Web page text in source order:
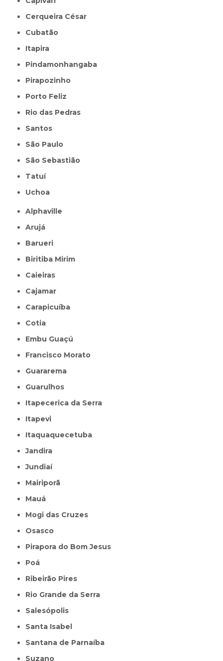
Cerqueira César
Cubatão
Itapira
Pindamonhangaba
Pirapozinho
Porto Feliz
Rio das Pedras
Santos
São Paulo
São Sebastião
Tatuí
Uchoa
Alphaville
Arujá
Barueri
Biritiba Mirim
Caieiras
Cajamar
Carapicuíba
Cotia
Embu Guaçú
Francisco Morato
Guararema
Guarulhos
Itapecerica da Serra
Itapevi
Itaquaquecetuba
Jandira
Jundiaí
Mairiporã
Mauá
Mogi das Cruzes
Osasco
Pirapora do Bom Jesus
Poá
Ribeirão Pires
Rio Grande da Serra
Salesópolis
Santa Isabel
Santana de Parnaíba
Suzano